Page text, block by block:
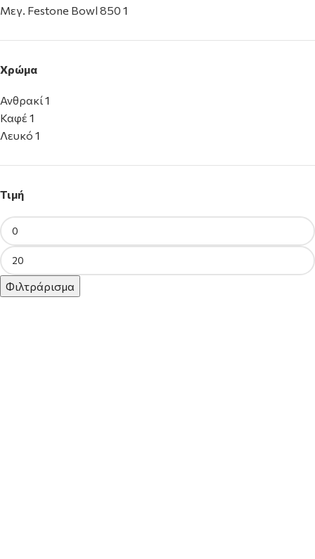
Μεγ. Festone Bowl 850 1
Χρώμα
Ανθρακί1
Καφέ 1
Λευκό 1
Τιμή
Φιλτράρισμα